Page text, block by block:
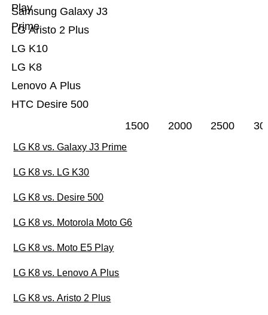
HTC Desire 500
Lenovo A Plus
LG K8
LG K10
LG Aristo 2 Plus
Samsung Galaxy J3
Prime
Play
1500 2000 2500
LG K8 vs. Galaxy J3 Prime
LG K8 vs. LG K30
LG K8 vs. Desire 500
LG K8 vs. Motorola Moto G6
LG K8 vs. Moto E5 Play
LG K8 vs. Lenovo A Plus
LG K8 vs. Aristo 2 Plus